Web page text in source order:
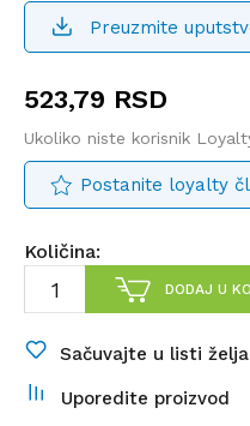
Preuzmite
523,79 RSD
Ukoliko niste korisnik
Postanite loyalty
Količina:
DODAJ U
Sačuvajte u listi želja
Uporedite proizvod